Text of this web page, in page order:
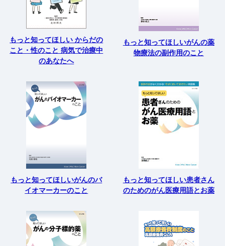
もっと知ってほしい からだの
こと・性のこと 病気で治療中
のあなたへ
もっと知ってほしいがんの薬
物療法の副作用のこと
もっと知ってほしいがんのバ
イオマーカーのこと
もっと知ってほしい患者さん
のためのがん医療用語とお薬